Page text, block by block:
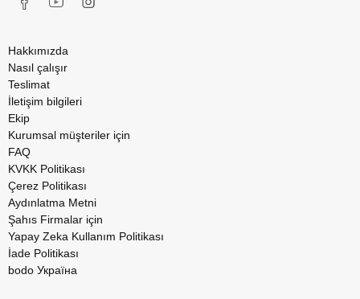
Hakkımızda
Nasıl çalışır
Teslimat
İletişim bilgileri
Ekip
Kurumsal müşteriler için
FAQ
KVKK Politikası
Çerez Politikası
Aydınlatma Metni
Şahıs Firmalar için
Yapay Zeka Kullanım Politikası
İade Politikası
bodo Україна